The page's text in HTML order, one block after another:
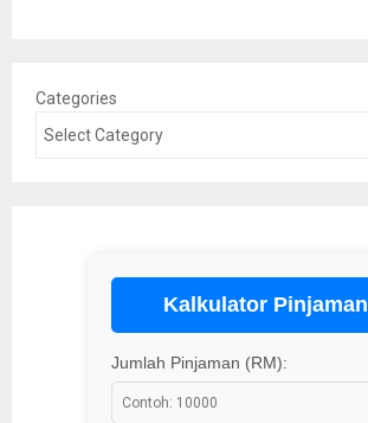
Categories
Kalkulator Pinjaman
Jumlah Pinjaman (RM):